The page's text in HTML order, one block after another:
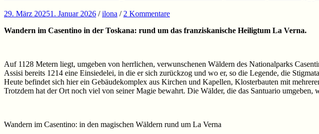
29. März 20251. Januar 2026 /ilona / 2 Kommentare
Wandern im Casentino in der Toskana: rund um das franziskanische Heiligtum La Verna.
Auf 1128 Metern liegt, umgeben von herrlichen, verwunschenen Wäldern des Nationalparks
Assisi bereits 1214 eine Einsiedelei, in die er sich zurückzog und wo er, so die Legende, die
Heute befindet sich hier ein Gebäudekomplex aus Kirchen und Kapellen, Klosterbauten mit
Trotzdem hat der Ort noch viel von seiner Magie bewahrt. Die Wälder, die das Santuario
Wandern im Casentino: in den magischen Wäldern rund um La Verna